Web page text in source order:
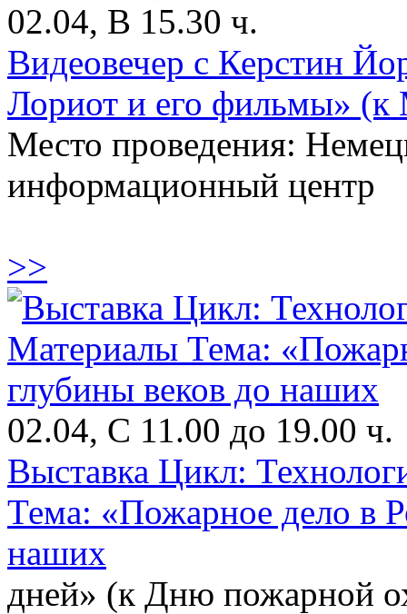
02.04, В 15.30 ч.
Видеовечер с Керстин
Лориот и его фильмы»
Место проведения:
информационный центр
>>
02.04, С 11.00 до 19.00 ч.
Выставка Цикл:
Тема: «Пожарное дело в
наших
дней» (к Дню пожарной